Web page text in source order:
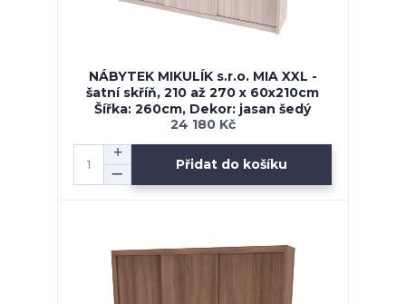
NÁBYTEK MIKULÍK s.r.o. MIA XXL -
šatní skříň, 210 až 270 x 60x210cm
Šířka: 260cm, Dekor: jasan šedý
24 180 Kč
Přidat do košíku